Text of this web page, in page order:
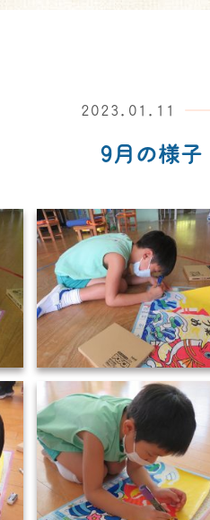
2023.01.11
9月の様子